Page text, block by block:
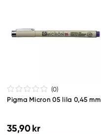
(0)
Pigma Micron 05 lila 0,45 mm
35,90 kr